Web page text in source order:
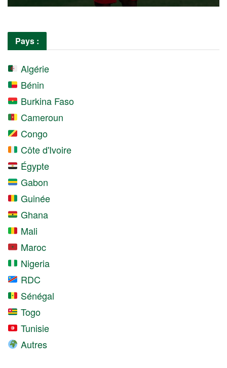
Pays :
Algérie
Bénin
Burkina Faso
Cameroun
Congo
Côte d'Ivoire
Égypte
Gabon
Guinée
Ghana
Mali
Maroc
Nigeria
RDC
Sénégal
Togo
Tunisie
Autres